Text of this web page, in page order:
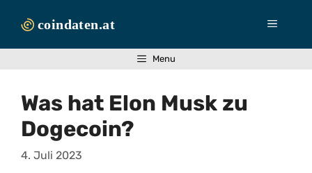
Inhalt
Menü
Menu
Was hat Elon Musk zu
Dogecoin?
4. Juli 2023